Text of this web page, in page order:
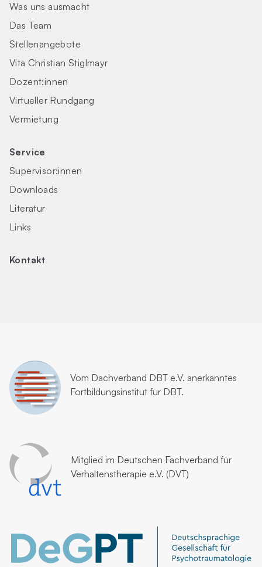
Was uns ausmacht
Das Team
Stellenangebote
Vita Christian Stiglmayr
Dozent:innen
Virtueller Rundgang
Vermietung
Service
Supervisor:innen
Downloads
Literatur
Links
Kontakt
Vom Dachverband DBT e.V. anerkanntes
Fortbildungsinstitut für DBT.
Mitglied im Deutschen Fachverband für
Verhaltenstherapie e.V. (DVT)